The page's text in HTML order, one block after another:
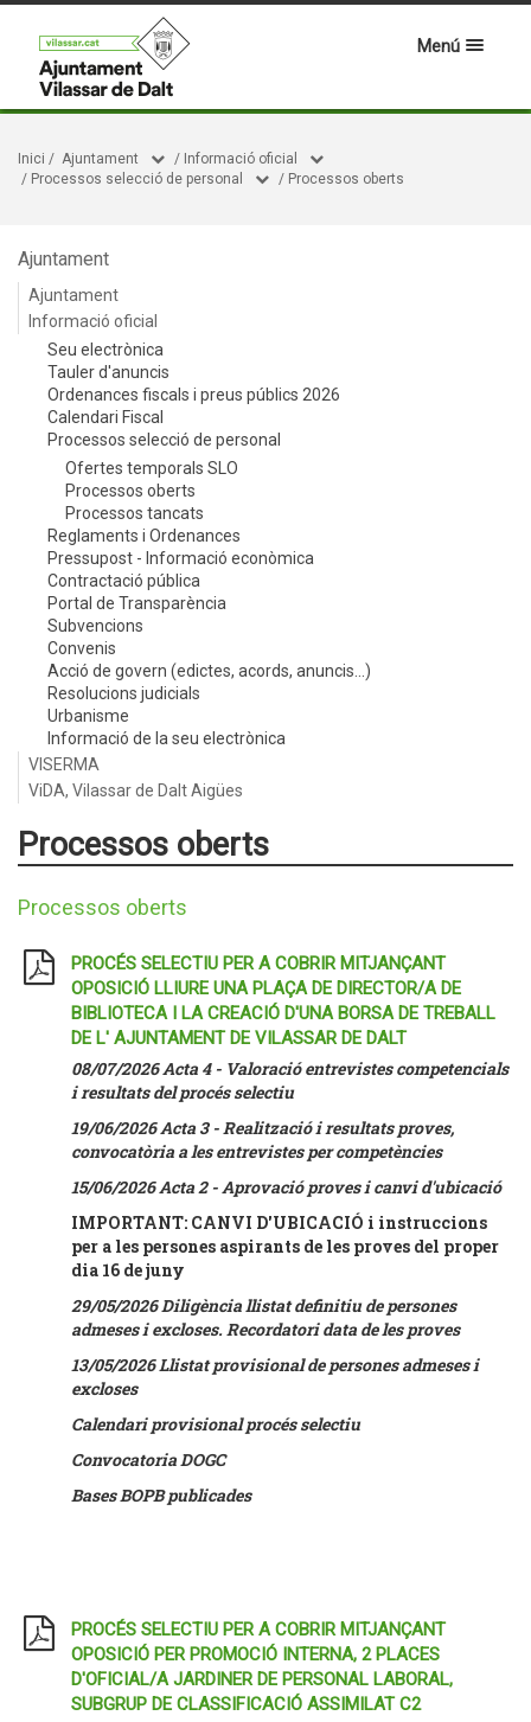
Menú
Inici / Ajuntament / Informació oficial
/ Processos selecció de personal / Processos oberts
Ajuntament
Ajuntament
Informació oficial
Seu electrònica
Tauler d'anuncis
Ordenances fiscals i preus públics 2026
Calendari Fiscal
Processos selecció de personal
Ofertes temporals SLO
Processos oberts
Processos tancats
Reglaments i Ordenances
Pressupost - Informació econòmica
Contractació pública
Portal de Transparència
Subvencions
Convenis
Acció de govern (edictes, acords, anuncis...)
Resolucions judicials
Urbanisme
Informació de la seu electrònica
VISERMA
ViDA, Vilassar de Dalt Aigües
Processos oberts
Processos oberts
PROCÉS SELECTIU PER A COBRIR MITJANÇANT
OPOSICIÓ LLIURE UNA PLAÇA DE DIRECTOR/A DE
BIBLIOTECA I LA CREACIÓ D'UNA BORSA DE TREBALL
DE L' AJUNTAMENT DE VILASSAR DE DALT
08/07/2026 Acta 4 - Valoració entrevistes competencials
i resultats del procés selectiu
19/06/2026 Acta 3 - Realització i resultats proves,
convocatòria a les entrevistes per competències
15/06/2026 Acta 2 - Aprovació proves i canvi d'ubicació
IMPORTANT: CANVI D'UBICACIÓ i instruccions
per a les persones aspirants de les proves del proper
dia 16 de juny
29/05/2026 Diligència llistat definitiu de persones
admeses i excloses. Recordatori data de les proves
13/05/2026 Llistat provisional de persones admeses i
excloses
Calendari provisional procés selectiu
Convocatoria DOGC
Bases BOPB publicades
PROCÉS SELECTIU PER A COBRIR MITJANÇANT
OPOSICIÓ PER PROMOCIÓ INTERNA, 2 PLACES
D'OFICIAL/A JARDINER DE PERSONAL LABORAL,
SUBGRUP DE CLASSIFICACIÓ ASSIMILAT C2